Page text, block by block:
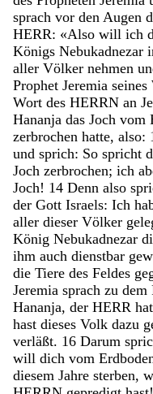
sprach vor den Augen
HERR: «Also will ich
Königs Nebukadnezar
aller Völker nehmen
Prophet Jeremia seines
Wort des HERRN an
Hananja das Joch vom
zerbrochen hatte, also:
und sprich: So spricht
Joch zerbrochen; ich
Joch! 14 Denn also
der Gott Israels: Ich
aller dieser Völker
König Nebukadnezar
ihm auch dienstbar
die Tiere des Feldes
Jeremia sprach zu dem
Hananja, der HERR hat
hast dieses Volk dazu
verläßt. 16 Darum
will dich vom
diesem Jahre sterben,